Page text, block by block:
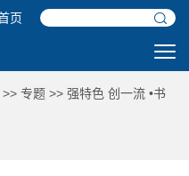
页
>> 专题 >> 强特色 创一流 •书